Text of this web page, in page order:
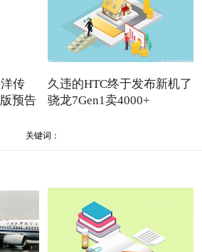
传
预告
久违的HTC终于发布新机了
骁龙7Gen1卖4000+
关键词：